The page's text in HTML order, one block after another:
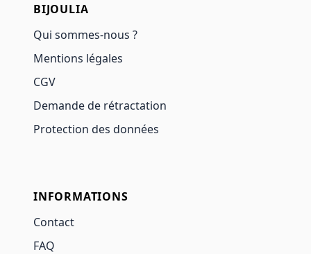
BIJOULIA
Qui sommes-nous ?
Mentions légales
CGV
Demande de rétractation
Protection des données
INFORMATIONS
Contact
FAQ